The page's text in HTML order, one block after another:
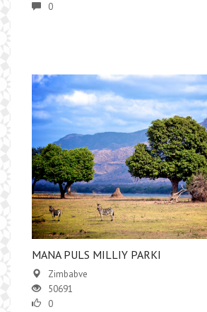
0
MANA PULS MILLIY PARKI
Zimbabve
50691
0